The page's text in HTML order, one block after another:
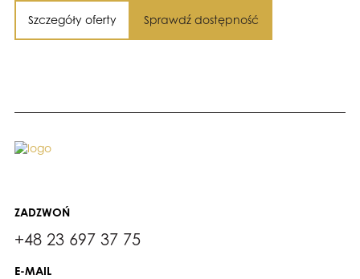
Szczegóły oferty Sprawdź dostępność
ZADZWOŃ
+48 23 697 37 75
E-MAIL